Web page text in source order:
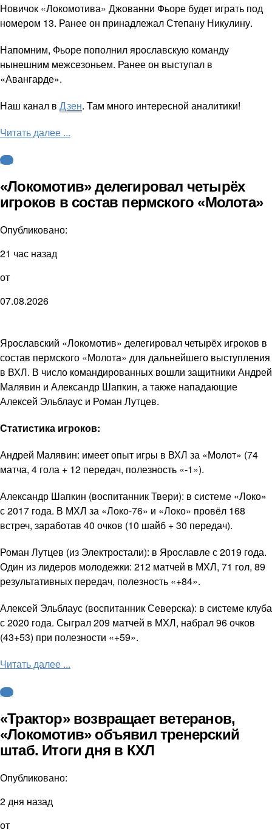
Новичок «Локомотива» Джованни Фьоре будет играть под
номером 13. Ранее он принадлежал Степану Никулину.
Напомним, Фьоре пополнил ярославскую команду
нынешним межсезоньем. Ранее он выступал в
«Авангарде».
Наш канал в Дзен. Там много интересной аналитики!
Читать далее ...
КХЛ
«Локомотив» делегировал четырёх
игроков в состав пермского «Молота»
Опубликовано:
21 час назад
от
07.08.2026
Ярославский «Локомотив» делегировал четырёх игроков в
состав пермского «Молота» для дальнейшего выступления
в ВХЛ. В число командированных вошли защитники Андрей
Малявин и Александр Шапкин, а также нападающие
Алексей Эльблаус и Роман Лутцев.
Статистика игроков:
Андрей Малявин: имеет опыт игры в ВХЛ за «Молот» (74
матча, 4 гола + 12 передач, полезность «-1»).
Александр Шапкин (воспитанник Твери): в системе «Локо»
с 2017 года. В МХЛ за «Локо-76» и «Локо» провёл 168
встреч, заработав 40 очков (10 шайб + 30 передач).
Роман Лутцев (из Электростали): в Ярославле с 2019 года.
Один из лидеров молодежки: 212 матчей в МХЛ, 71 гол, 89
результативных передач, полезность «+84».
Алексей Эльблаус (воспитанник Северска): в системе клуба
с 2020 года. Сыграл 209 матчей в МХЛ, набрал 96 очков
(43+53) при полезности «+59».
Читать далее ...
КХЛ
«Трактор» возвращает ветеранов,
«Локомотив» объявил тренерский
штаб. Итоги дня в КХЛ
Опубликовано:
2 дня назад
от